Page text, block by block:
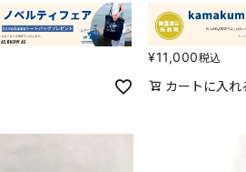
¥11,000税込
カートに入れ